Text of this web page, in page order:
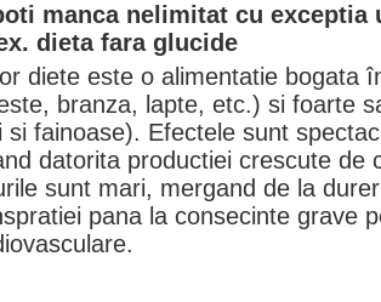
manca nelimitat cu exceptia
dieta fara glucide
diete este o alimentatie bogata
branza, lapte, etc.) si foarte
si fainoase). Efectele sunt
datorita productiei crescute de
sunt mari, mergand de la
pana la consecinte grave